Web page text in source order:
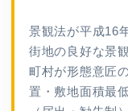
景観法が平成16
街地の良好な景
町村が形態意匠
置・敷地面積最